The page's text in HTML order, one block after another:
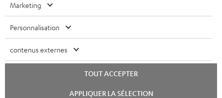
FANSHOP
NOUVEAUTÉS
VALEURS
ACCESSIBILITÉ
USA
Sous réserve de modifications techniques, de fautes de frappe et d’autres
erreurs. Les accessoires figurant sur l’image ne font pas partie du contenu de
livraison. D’éventuels frais d’élimination des batteries sont inclus dans le prix.
©2026 Lautsprecher Teufel GmbH - Tous droits réservés.
Politique de confidentialité
Marketing
Personnalisation
contenus externes
TOUT ACCEPTER
APPLIQUER LA SÉLECTION